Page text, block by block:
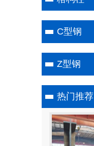
C型钢
Z型钢
热门推荐